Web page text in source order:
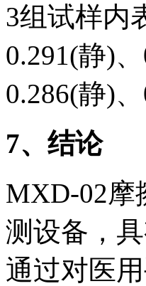
3组试样内
0.291(静)
0.286(静)、
7、结论
MXD-02摩
测设备，
通过对医